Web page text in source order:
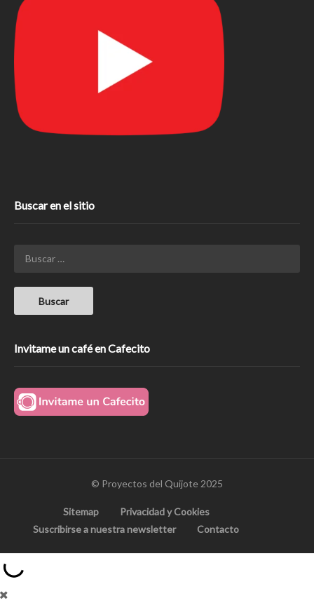
Buscar en el sitio
Invitame un café en Cafecito
© Proyectos del Quijote 2025
Sitemap
Privacidad y Cookies
Suscribirse a nuestra newsletter
Contacto